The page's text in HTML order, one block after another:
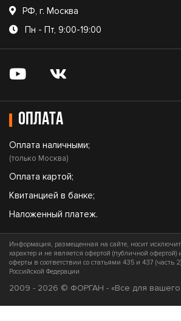
РФ, г. Москва
Пн - Пт, 9:00-19:00
Оплата
Оплата наличными;
(только Москва)
Оплата картой;
Квитанцией в банке;
Наложенный платеж.
Информация, размещенная на сайте, носит
характер и не является офертой (публичной
оферты в соответствии со статьями 435 и 437 (часть
Российской Федерации
2009 - 2026 © ФОРГАН - «Все для